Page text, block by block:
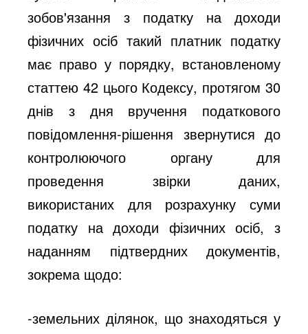
зобов'язання з податку на доходи
фізичних осіб такий платник податку
має право у порядку, встановленому
статтею 42 цього Кодексу, протягом 30
днів з дня вручення податкового
повідомлення-рішення звернутися до
контролюючого органу для
проведення звірки даних,
використаних для розрахунку суми
податку на доходи фізичних осіб, з
наданням підтвердних документів,
зокрема щодо:
-земельних ділянок, що знаходяться у